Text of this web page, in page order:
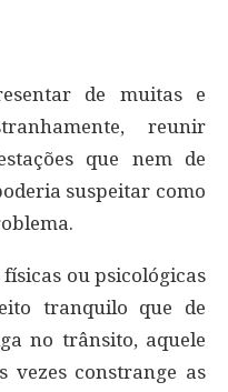
de muitas e
reunir
que nem de
suspeitar como
ou psicológicas
tranquilo que de
no trânsito, aquele
vezes constrange as